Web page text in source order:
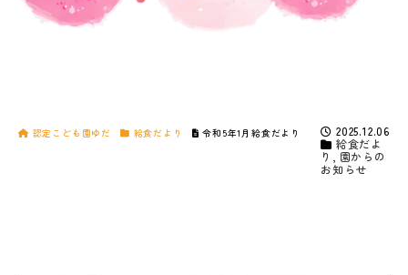
認定こども園ゆだ 給食だより 令和5年1月給食だより
2025.12.06
給食だよ
り
園からの
お知らせ